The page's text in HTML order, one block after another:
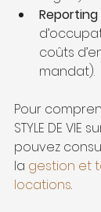
coûts
mandat).
Pour
STYLE DE VIE
pouvez
la gestion et
locations.